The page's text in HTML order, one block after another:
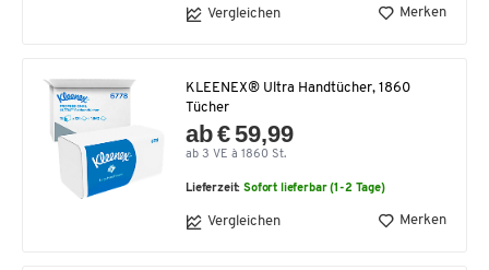
Vergleichen Merken
KLEENEX® Ultra Handtücher, 1860
Tücher
ab € 59,99
ab 3 VE à 1860 St.
Lieferzeit:Sofort lieferbar (1-2 Tage)
Vergleichen Merken